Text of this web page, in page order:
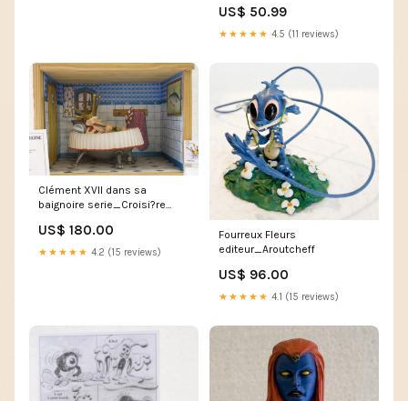
US$ 50.99
★★★★★ 4.5 (11 reviews)
Clément XVII dans sa
baignoire serie_Croisi?re
US$ 180.00
★★★★★ 4.2 (15 reviews)
Fourreux Fleurs
editeur_Aroutcheff
US$ 96.00
★★★★★ 4.1 (15 reviews)